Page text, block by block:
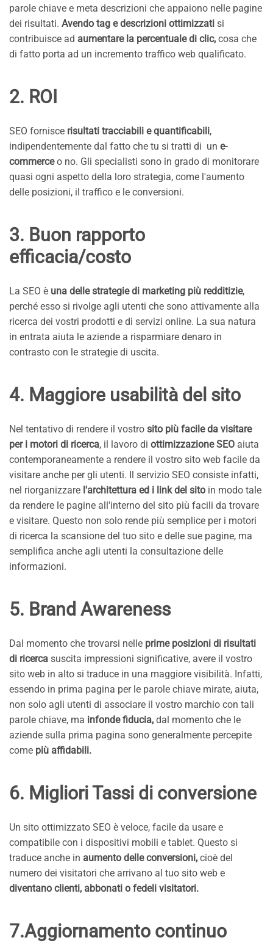
parole chiave e meta descrizioni che appaiono nelle pagine
dei risultati. Avendo tag e descrizioni ottimizzati si
contribuisce ad aumentare la percentuale di clic, cosa che
di fatto porta ad un incremento traffico web qualificato.
2. ROI
SEO fornisce risultati tracciabili e quantificabili,
indipendentemente dal fatto che tu si tratti di un e-
commerceo no. Gli specialisti sono in grado di monitorare
quasi ogni aspetto della loro strategia, come l'aumento
delle posizioni, il traffico e le conversioni.
3. Buon rapporto
efficacia/costo
La SEO è una delle strategie di marketing più redditizie,
perché esso si rivolge agli utenti che sono attivamente alla
ricerca dei vostri prodotti e di servizi online. La sua natura
in entrata aiuta le aziende a risparmiare denaro in
contrasto con le strategie di uscita.
4. Maggiore usabilità del sito
Nel tentativo di rendere il vostro sito più facile da visitare
per i motori di ricerca, il lavoro di ottimizzazione SEO aiuta
contemporaneamente a rendere il vostro sito web facile da
visitare anche per gli utenti. Il servizio SEO consiste infatti,
nel riorganizzare l'architettura ed i link del sito in modo tale
da rendere le pagine all'interno del sito più facili da trovare
e visitare. Questo non solo rende più semplice per i motori
di ricerca la scansione del tuo sito e delle sue pagine, ma
semplifica anche agli utenti la consultazione delle
informazioni.
5. Brand Awareness
Dal momento che trovarsi nelle prime posizioni di risultati
di ricerca suscita impressioni significative, avere il vostro
sito web in alto si traduce in una maggiore visibilità. Infatti,
essendo in prima pagina per le parole chiave mirate, aiuta,
non solo agli utenti di associare il vostro marchio con tali
parole chiave, ma infonde fiducia, dal momento che le
aziende sulla prima pagina sono generalmente percepite
come più affidabili.
6. Migliori Tassi di conversione
Un sito ottimizzato SEO è veloce, facile da usare e
compatibile con i dispositivi mobili e tablet. Questo si
traduce anche in aumento delle conversioni, cioè del
numero dei visitatori che arrivano al tuo sito web e
diventano clienti, abbonati o fedeli visitatori.
7.Aggiornamento continuo